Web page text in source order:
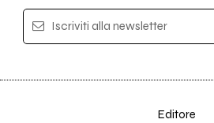
Iscriviti alla newsletter
Editore